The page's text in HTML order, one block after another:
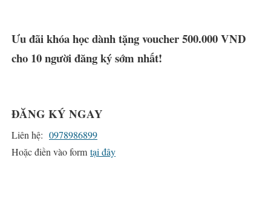
Ưu đãi khóa học dành tặng voucher 500.000 VND
cho 10 người đăng ký sớm nhất!
ĐĂNG KÝ NGAY
Liên hệ: 0978986899
Hoặc điền vào form tại đây